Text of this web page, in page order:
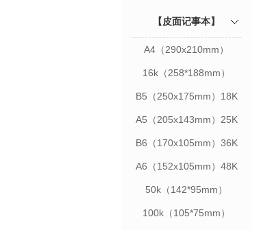
【皮面记事本】
A4（290x210mm）
16k（258*188mm）
B5（250x175mm）18K
A5（205x143mm）25K
B6（170x105mm）36K
A6（152x105mm）48K
50k（142*95mm）
100k（105*75mm）